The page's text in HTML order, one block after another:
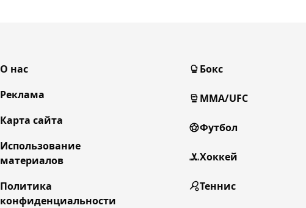
О нас
Реклама
Карта сайта
Использование
материалов
Политика
конфиденциальности
Бокс
MMA/UFC
Футбол
Хоккей
Теннис